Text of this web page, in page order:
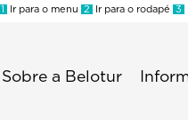
1 Ir para o menu 2 Ir para o rodapé 3
Sobre a Belotur